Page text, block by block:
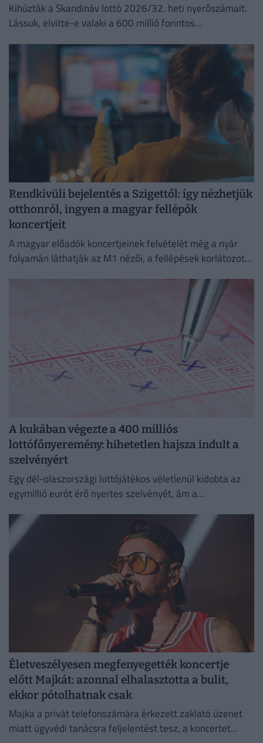
Kihúzták a Skandináv lottó 2026/32. heti nyerőszámait.
Lássuk, elvitte-e valaki a 600 millió forintos
Rendkívüli bejelentés a Szigettől: így nézhetjük
otthonról, ingyen a magyar fellépők
koncertjeit
A magyar előadók koncertjeinek felvételét még a nyár
folyamán láthatják az M1 nézői, a fellépések korlátozott
A kukában végezte a 400 milliós
lottófőnyeremény: hihetetlen hajsza indult a
szelvényért
Egy dél-olaszországi lottójátékos véletlenül kidobta az
egymillió eurót érő nyertes szelvényét, ám a
hulladékhegyben.
Életveszélyesen megfenyegették koncertje
előtt Majkát: azonnal elhalasztotta a bulit,
ekkor pótolhatnak csak
Majka a privát telefonszámára érkezett zaklató üzenet
miatt ügyvédi tanácsra feljelentést tesz, a koncertet